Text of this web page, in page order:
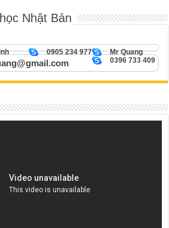
Nhật Bản
Mr Quang
0905 234 977
0396 733 409